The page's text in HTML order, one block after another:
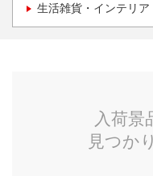
生活雑貨・インテリア